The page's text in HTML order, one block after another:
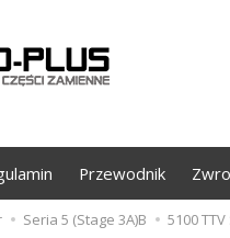
Przewodnik
Seria 5 (Stage 3A)B 5100